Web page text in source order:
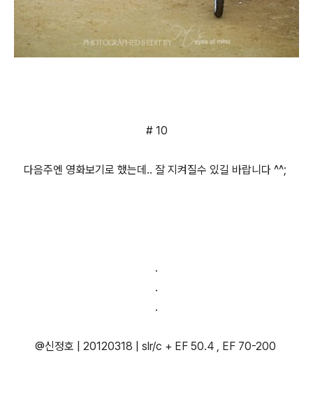
# 10
다음주엔 영화보기로 했는데.. 잘 지켜질수 있길 바랍니다 ^^;
.
.
.
@신정호 | 20120318 | slr/c + EF 50.4 , EF 70-200